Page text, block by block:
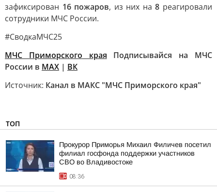
зафиксирован 16 пожаров, из них на8 реагировали
сотрудники МЧС России.
#СводкаМЧС25
МЧС Приморского края Подписывайся на МЧС
России в MAX | ВК
Источник: Канал в МАКС "МЧС Приморского края"
ТОП
Прокурор Приморья Михаил Филичев посетил
филиал госфонда поддержки участников
СВО во Владивостоке
08:36